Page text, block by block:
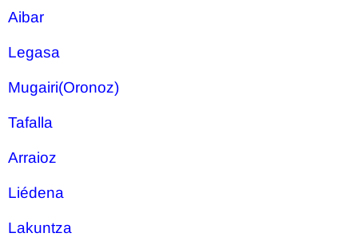
Aibar
Legasa
Mugairi(Oronoz)
Tafalla
Arraioz
Liédena
Lakuntza